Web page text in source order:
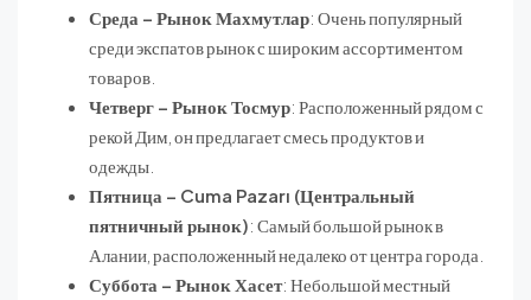
Среда – Рынок Махмутлар: Очень популярный
среди экспатов рынок с широким ассортиментом
товаров.
Четверг – Рынок Тосмур: Расположенный рядом с
рекой Дим, он предлагает смесь продуктов и
одежды.
Пятница – Cuma Pazarı (Центральный
пятничный рынок): Самый большой рынок в
Алании, расположенный недалеко от центра города.
Суббота – Рынок Хасет: Небольшой местный